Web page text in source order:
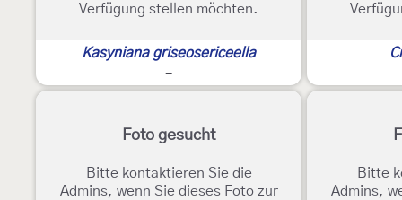
Verfügung stellen möchten.
Kasyniana griseosericeella
-
Foto gesucht
Bitte kontaktieren Sie die
Admins, wenn Sie dieses Foto zur
Bitte
Admins,